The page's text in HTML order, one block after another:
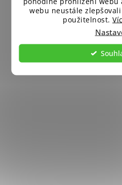
webu neustále
použitelnost.